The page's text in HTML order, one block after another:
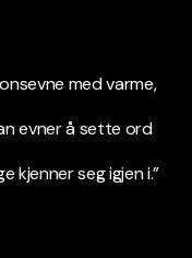
med varme,
evner å sette ord
kjenner seg igjen i.”